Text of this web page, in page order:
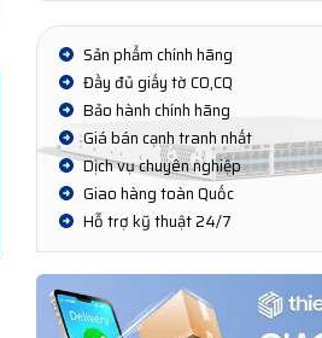
Sản phẩm chính hãng
Đầy đủ giấy tờ CO,CQ
Bảo hành chính hãng
Giá bán cạnh tranh nhất
Dịch vụ chuyên nghiệp
Giao hàng toàn Quốc
Hỗ trợ kỹ thuật 24/7